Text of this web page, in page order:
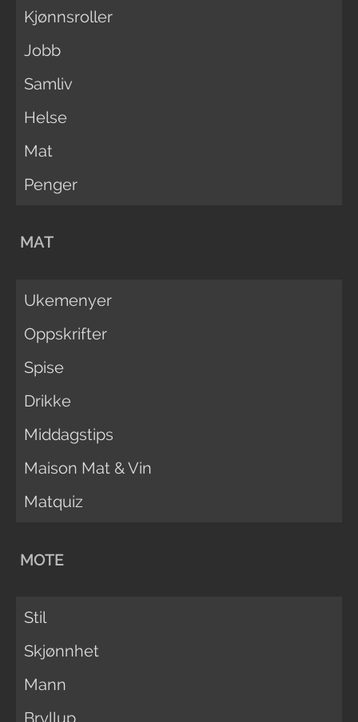
Kjønnsroller
Jobb
Samliv
Helse
Mat
Penger
MAT
Ukemenyer
Oppskrifter
Spise
Drikke
Middagstips
Maison Mat & Vin
Matquiz
MOTE
Stil
Skjønnhet
Mann